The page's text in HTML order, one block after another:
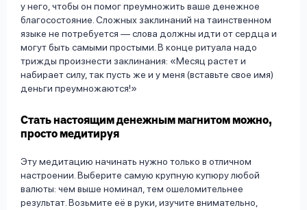
у него, чтобы он помог преумножить ваше денежное
благосостояние. Сложных заклинаний на таинственном
языке не потребуется — слова должны идти от сердца и
могут быть самыми простыми. В конце ритуала надо
трижды произнести заклинания: «Месяц растет и
набирает силу, так пусть же и у меня (вставьте свое имя)
деньги преумножаются!»
Стать настоящим денежным магнитом можно,
просто медитируя
Эту медитацию начинать нужно только в отличном
настроении. Выберите самую крупную купюру любой
валюты: чем выше номинал, тем ошеломительнее
результат. Возьмите её в руки, изучите внимательно,